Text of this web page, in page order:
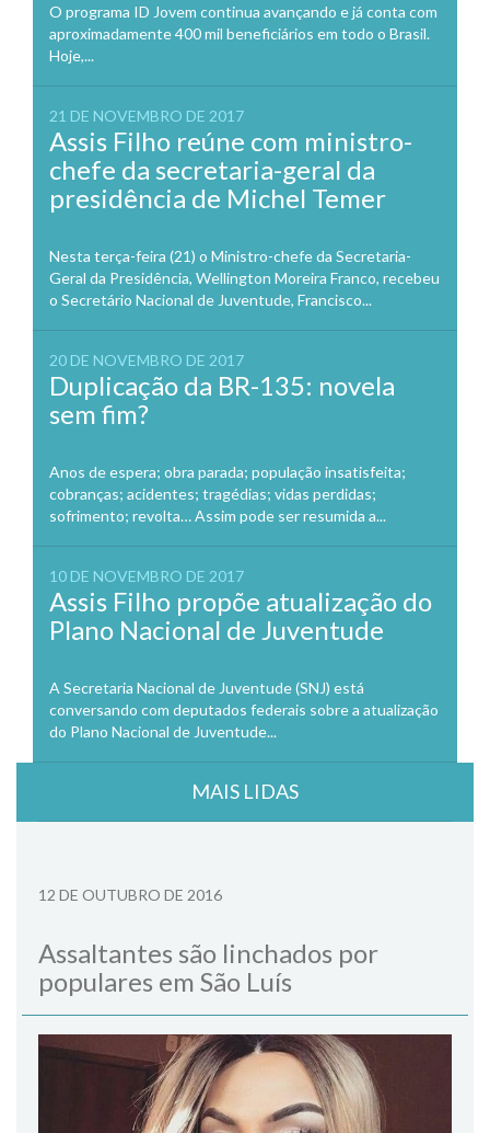
O programa ID Jovem continua avançando e já conta com
aproximadamente 400 mil beneficiários em todo o Brasil.
Hoje,...
21 DE NOVEMBRO DE 2017
Assis Filho reúne com ministro-
chefe da secretaria-geral da
presidência de Michel Temer
Nesta terça-feira (21) o Ministro-chefe da Secretaria-
Geral da Presidência, Wellington Moreira Franco, recebeu
o Secretário Nacional de Juventude, Francisco...
20 DE NOVEMBRO DE 2017
Duplicação da BR-135: novela
sem fim?
Anos de espera; obra parada; população insatisfeita;
cobranças; acidentes; tragédias; vidas perdidas;
sofrimento; revolta… Assim pode ser resumida a...
10 DE NOVEMBRO DE 2017
Assis Filho propõe atualização do
Plano Nacional de Juventude
A Secretaria Nacional de Juventude (SNJ) está
conversando com deputados federais sobre a atualização
do Plano Nacional de Juventude...
MAIS LIDAS
12 DE OUTUBRO DE 2016
Assaltantes são linchados por
populares em São Luís